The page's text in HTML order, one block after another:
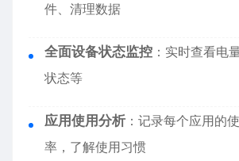
件、清理数据
全面设备状态监控 ：实时查看电
状态等
应用使用分析 ：记录每个应用的
率，了解使用习惯